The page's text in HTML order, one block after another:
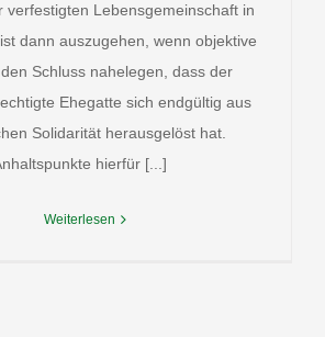
verfestigten Lebensgemeinschaft in
dann auszugehen, wenn objektive
Schluss nahelegen, dass der
Ehegatte sich endgültig aus
Solidarität herausgelöst hat.
hierfür [...]
Weiterlesen